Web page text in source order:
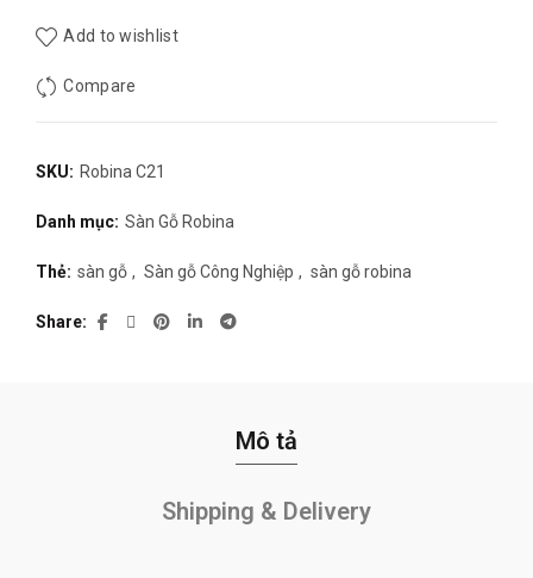
Add to wishlist
Compare
SKU: Robina C21
Danh mục: Sàn Gỗ Robina
Thẻ: sàn gỗ , Sàn gỗ Công Nghiệp , sàn gỗ robina
Share
Mô tả
Shipping & Delivery